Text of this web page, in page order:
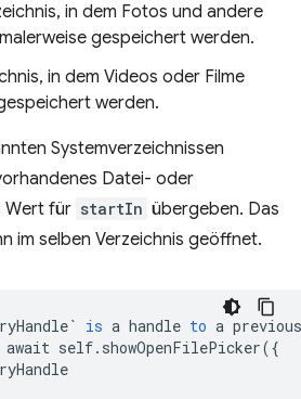
in dem Fotos und andere
gespeichert werden.
in dem Videos oder Filme
werden.
Systemverzeichnissen
Datei- oder
Wert für startIn übergeben. Das
im selben Verzeichnis geöffnet.
is a handle to a
await self. showOpenFilePicker({